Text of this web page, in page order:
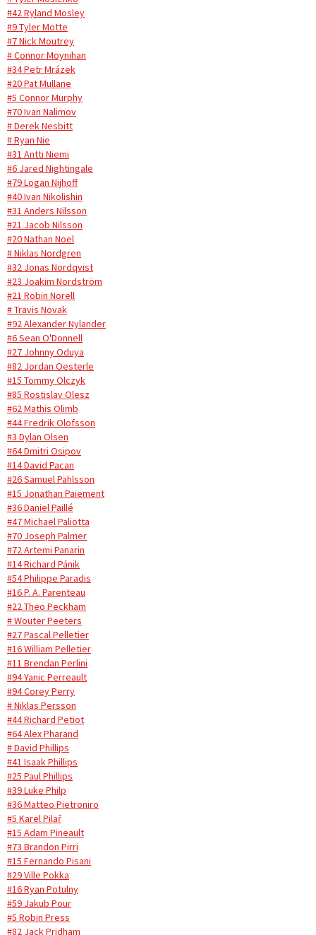
#42 Ryland Mosley
#9 Tyler Motte
#7 Nick Moutrey
# Connor Moynihan
#34 Petr Mrázek
#20 Pat Mullane
#5 Connor Murphy
#70 Ivan Nalimov
# Derek Nesbitt
# Ryan Nie
#31 Antti Niemi
#6 Jared Nightingale
#79 Logan Nijhoff
#40 Ivan Nikolishin
#31 Anders Nilsson
#21 Jacob Nilsson
#20 Nathan Noel
# Niklas Nordgren
#32 Jonas Nordqvist
#23 Joakim Nordström
#21 Robin Norell
# Travis Novak
#92 Alexander Nylander
#6 Sean O'Donnell
#27 Johnny Oduya
#82 Jordan Oesterle
#15 Tommy Olczyk
#85 Rostislav Olesz
#62 Mathis Olimb
#44 Fredrik Olofsson
#3 Dylan Olsen
#64 Dmitri Osipov
#14 David Pacan
#26 Samuel Pählsson
#15 Jonathan Paiement
#36 Daniel Paillé
#47 Michael Paliotta
#70 Joseph Palmer
#72 Artemi Panarin
#14 Richard Pánik
#54 Philippe Paradis
#16 P. A. Parenteau
#22 Theo Peckham
# Wouter Peeters
#27 Pascal Pelletier
#16 William Pelletier
#11 Brendan Perlini
#94 Yanic Perreault
#94 Corey Perry
# Niklas Persson
#44 Richard Petiot
#64 Alex Pharand
# David Phillips
#41 Isaak Phillips
#25 Paul Phillips
#39 Luke Philp
#36 Matteo Pietroniro
#5 Karel Pilař
#15 Adam Pineault
#73 Brandon Pirri
#15 Fernando Pisani
#29 Ville Pokka
#16 Ryan Potulny
#59 Jakub Pour
#5 Robin Press
#82 Jack Pridham